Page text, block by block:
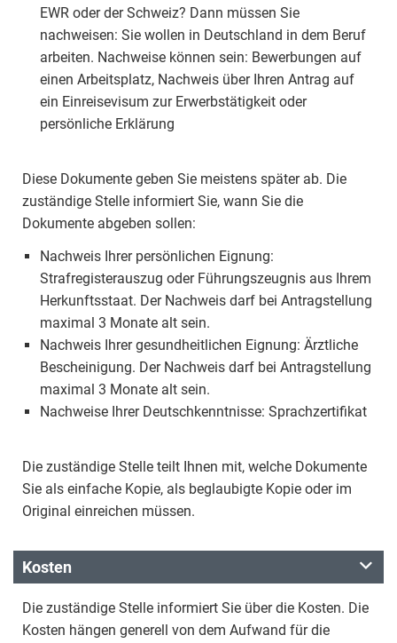
EWR oder der Schweiz? Dann müssen Sie
nachweisen: Sie wollen in Deutschland in dem Beruf
arbeiten. Nachweise können sein: Bewerbungen auf
einen Arbeitsplatz, Nachweis über Ihren Antrag auf
ein Einreisevisum zur Erwerbstätigkeit oder
persönliche Erklärung
Diese Dokumente geben Sie meistens später ab. Die
zuständige Stelle informiert Sie, wann Sie die
Dokumente abgeben sollen:
Nachweis Ihrer persönlichen Eignung:
Strafregisterauszug oder Führungszeugnis aus Ihrem
Herkunftsstaat. Der Nachweis darf bei Antragstellung
maximal 3 Monate alt sein.
Nachweis Ihrer gesundheitlichen Eignung: Ärztliche
Bescheinigung. Der Nachweis darf bei Antragstellung
maximal 3 Monate alt sein.
Nachweise Ihrer Deutschkenntnisse: Sprachzertifikat
Die zuständige Stelle teilt Ihnen mit, welche Dokumente
Sie als einfache Kopie, als beglaubigte Kopie oder im
Original einreichen müssen.
Kosten
Die zuständige Stelle informiert Sie über die Kosten. Die
Kosten hängen generell von dem Aufwand für die